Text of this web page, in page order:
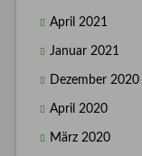
April 2021
Januar 2021
Dezember 2020
April 2020
März 2020